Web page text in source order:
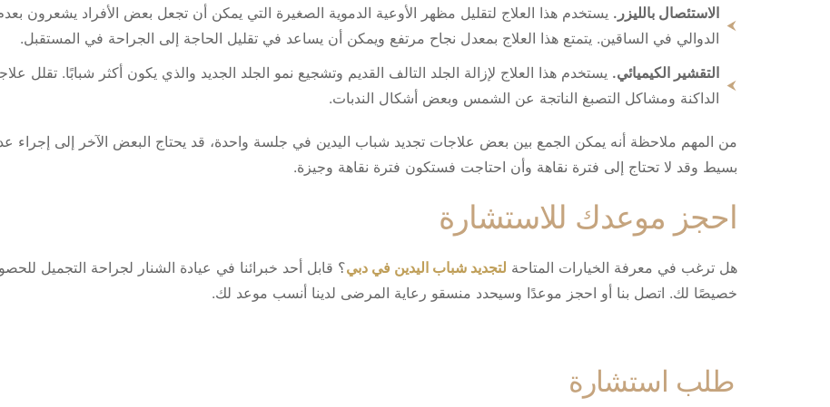
الاستئصال بالليزر. يستخدم هذا العلاج لتقليل مظهر الأوعية الدموية الصغيرة التي يمكن أن تجعل بعض الأفراد يشعرون
الدوالي في الساقين. يتمتع هذا العلاج بمعدل نجاح مرتفع ويمكن أن يساعد في تقليل الحاجة إلى الجراحة في المستقبل.
التقشير الكيميائي. يستخدم هذا العلاج لإزالة الجلد التالف القديم وتشجيع نمو الجلد الجديد والذي يكون أكثر شبابًا. تقلل
الداكنة ومشاكل التصبغ الناتجة عن الشمس وبعض أشكال الندبات.
من المهم ملاحظة أنه يمكن الجمع بين بعض علاجات تجديد شباب اليدين في جلسة واحدة، قد يحتاج البعض الآخر إلى إجراء
بسيط وقد لا تحتاج إلى فترة نقاهة وأن احتاجت فستكون فترة نقاهة وجيزة.
احجز موعدك للاستشارة
هل ترغب في معرفة الخيارات المتاحة لتجديد شباب اليدين في دبي؟ قابل أحد خبرائنا في عيادة الشنار لجراحة
خصيصًا لك. اتصل بنا أو احجز موعدًا وسيحدد منسقو رعاية المرضى لدينا أنسب موعد لك.
طلب استشارة